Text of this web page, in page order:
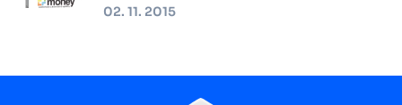
02. 11. 2015